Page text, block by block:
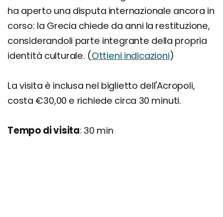
ha aperto una disputa internazionale ancora in
corso: la Grecia chiede da anni la restituzione,
considerandoli parte integrante della propria
identità culturale. (Ottieni indicazioni)
La visita è inclusa nel biglietto dell'Acropoli,
costa €30,00 e richiede circa 30 minuti.
Tempo di visita: 30 min